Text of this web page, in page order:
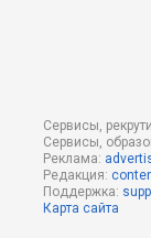
Сервисы,
Сервисы,
Реклама:
Редакция:
Поддержка:
Карта сайта